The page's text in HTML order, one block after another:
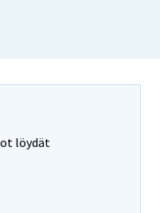
löydät